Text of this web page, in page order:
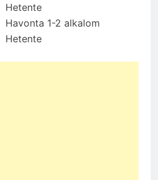
Hetente
Havonta 1-2 alkalom
Hetente